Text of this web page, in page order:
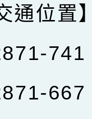
通位置
741
667